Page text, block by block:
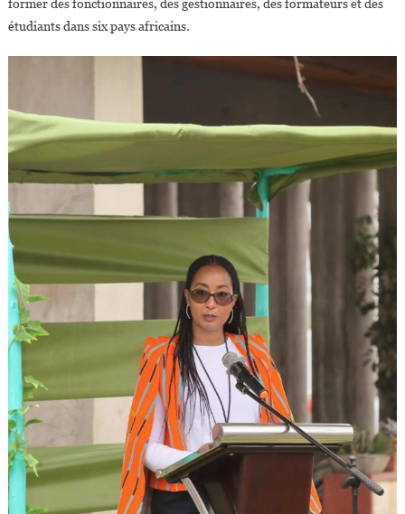
former des fonctionnaires, des gestionnaires, des formateurs et des
étudiants dans six pays africains.